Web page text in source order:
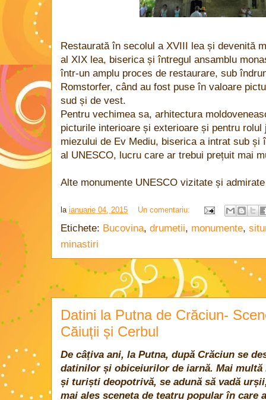
Restaurată în secolul a XVIII lea și devenită
al XIX lea, biserica și întregul ansamblu
într-un amplu proces de restaurare, sub
Romstorfer, când au fost puse în valoare
sud și de vest.
Pentru vechimea sa, arhitectura
picturile interioare și exterioare și pentru
miezului de Ev Mediu, biserica a intrat sub și
al UNESCO, lucru care ar trebui prețuit mai
Alte monumente UNESCO vizitate și
la ianuarie 04, 2015 Un comentariu:
Etichete: Bucovina, drumetii, monumente,
minastiri
Datini la Putna de Crăciun-
Căiuții și Cerbul
De câțiva ani, la Putna, după Crăciun se
datinilor și obiceiurilor de iarnă. Mai
și turiști deopotrivă, se adună să vadă
mai ales sceneta de teatru popular în care